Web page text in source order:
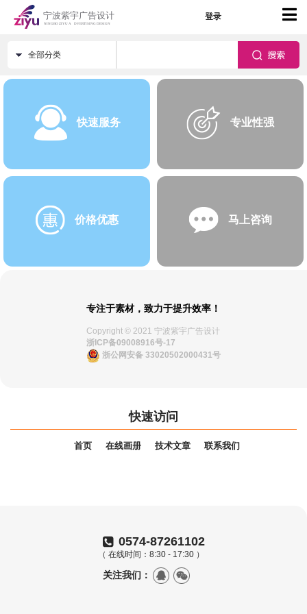
登录
全部分类
快速服务 专业性强
价格优惠 马上咨询
专注于素材，致力于提升效率！
Copyright © 2021 宁波紫宇广告设计
浙ICP备09008916号-17
浙公网安备 33020502000431号
快速访问
首页 在线画册 技术文章 联系我们
0574-87261102
（ 在线时间：8:30 - 17:30 ）
关注我们：